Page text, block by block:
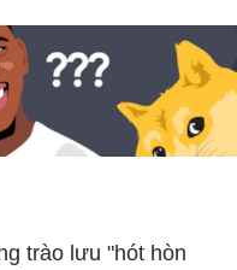
trào lưu "hót hòn